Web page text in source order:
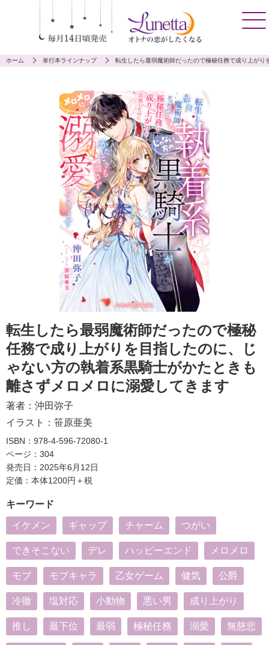
ホーム 単行本ラインナップ 転生したら最弱魔術師だったので極秘任務で成り上が
転生したら最弱魔術師だったので極秘
任務で成り上がりを目指したのに、じ
ゃない方の執着系黒騎士がかたときも
離さずメロメロに溺愛してきます
著者： 沖田弥子
イラスト： 笹原亜美
ISBN：978-4-596-72080-1
ページ：304
発売日：2025年6月12日
定価：本体1200円＋税
キーワード
イケメン ギャップ チャーム つがい
できそこない デレ ハッピーエンド メロメロ
モブ モブキャラ 乙女ゲーム 健気 公爵
冷徹 塩対応 小動物 悪い男 成り上がり
推し 最下位 最弱 極秘任務 溺愛 無慈悲